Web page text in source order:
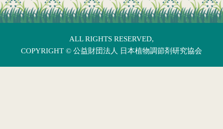
ALL RIGHTS RESERVED,
COPYRIGHT © 公益財団法人 日本植物調節剤研究協会